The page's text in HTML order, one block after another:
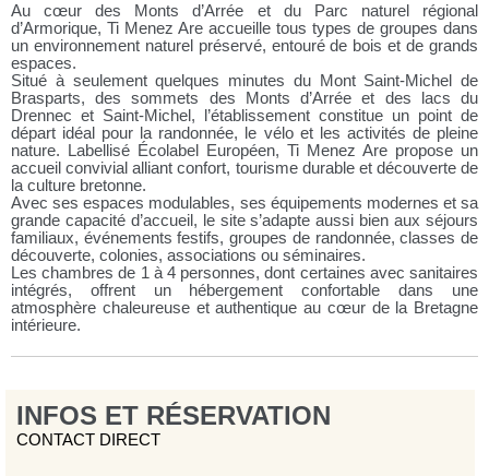
Au cœur des Monts d’Arrée et du Parc naturel régional
d’Armorique, Ti Menez Are accueille tous types de groupes dans
un environnement naturel préservé, entouré de bois et de grands
espaces.
Situé à seulement quelques minutes du Mont Saint-Michel de
Brasparts, des sommets des Monts d’Arrée et des lacs du
Drennec et Saint-Michel, l’établissement constitue un point de
départ idéal pour la randonnée, le vélo et les activités de pleine
nature. Labellisé Écolabel Européen, Ti Menez Are propose un
accueil convivial alliant confort, tourisme durable et découverte de
la culture bretonne.
Avec ses espaces modulables, ses équipements modernes et sa
grande capacité d’accueil, le site s’adapte aussi bien aux séjours
familiaux, événements festifs, groupes de randonnée, classes de
découverte, colonies, associations ou séminaires.
Les chambres de 1 à 4 personnes, dont certaines avec sanitaires
intégrés, offrent un hébergement confortable dans une
atmosphère chaleureuse et authentique au cœur de la Bretagne
intérieure.
INFOS ET RÉSERVATION
CONTACT DIRECT